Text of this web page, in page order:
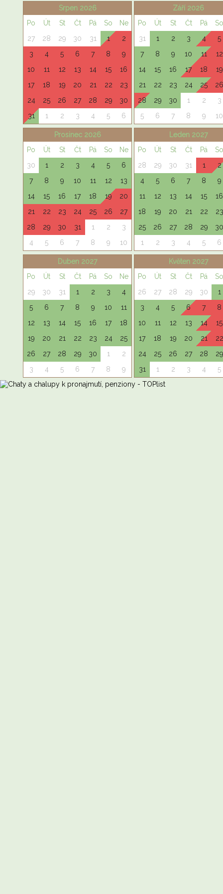
Srpen 2026
Po
Út St Čt Pá So
Ne
27
28 29 30 31 1
2
3
4 5 6 7 8
9
10
11 12 13 14 15
16
17
18 19 20 21 22
23
24
25 26 27 28 29
30
31
1 2 3 4 5 6
Září 2026
Po
Út St Čt Pá
So
31
1 2 3 4
5
7
8 9 10 11
12
14
15 16 17 18
19
21
22 23 24 25
26
28
29 30 1 2
3
5
6 7 8 9 10
Prosinec 2026
Po
Út St Čt Pá So
Ne
30
1 2 3 4 5
6
7
8 9 10 11 12
13
14
15 16 17 18 19
20
21
22 23 24 25 26
27
28
29 30 31 1 2
3
4
5 6 7 8 9 10
Leden 2027
Po
Út St Čt Pá
So
28
29 30 31 1
2
4
5 6 7 8
9
11
12 13 14 15
16
18
19 20 21 22
23
25
26 27 28 29
30
1
2 3 4 5 6
Duben 2027
Po
Út St Čt Pá So
Ne
29
30 31 1 2 3
4
5
6 7 8 9 10
11
12
13 14 15 16 17
18
19
20 21 22 23 24
25
26
27 28 29 30 1
2
3
4 5 6 7 8 9
Květen 2027
Po
Út St Čt Pá
So
26
27 28 29 30
1
3
4 5 6 7
8
10
11 12 13 14
15
17
18 19 20 21
22
24
25 26 27 28
29
31
1 2 3 4 5